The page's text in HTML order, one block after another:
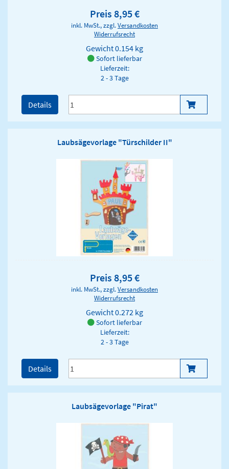
Preis 8,95 €
inkl. MwSt., zzgl.Versandkosten
Widerrufsrecht
Gewicht0.154 kg
Sofort lieferbar
Lieferzeit:
2 - 3 Tage
Details
Laubsägevorlage "Türschilder II"
Preis 8,95 €
inkl. MwSt., zzgl.Versandkosten
Widerrufsrecht
Gewicht0.272 kg
Sofort lieferbar
Lieferzeit:
2 - 3 Tage
Details
Laubsägevorlage "Pirat"